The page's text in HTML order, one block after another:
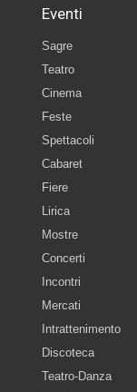
Eventi
Sagre
Teatro
Cinema
Feste
Spettacoli
Cabaret
Fiere
Lirica
Mostre
Concerti
Incontri
Mercati
Intrattenimento
Discoteca
Teatro-Danza